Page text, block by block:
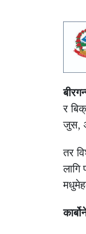
र
जुस,
तर